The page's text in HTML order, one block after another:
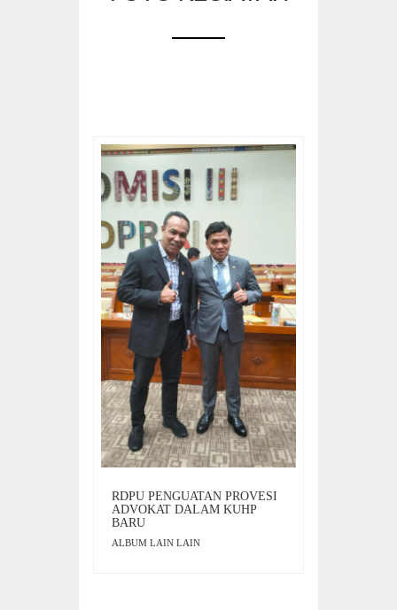
RDPU PENGUATAN PROVESI
ADVOKAT DALAM KUHP
BARU
ALBUM LAIN LAIN